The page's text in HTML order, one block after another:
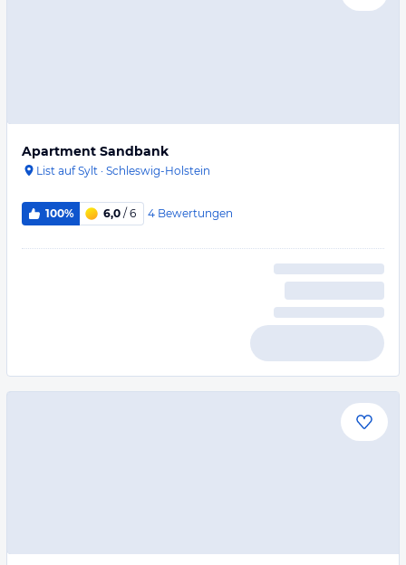
Apartment Sandbank
List auf Sylt · Schleswig-Holstein
100% 6,0 / 6 4 Bewertungen